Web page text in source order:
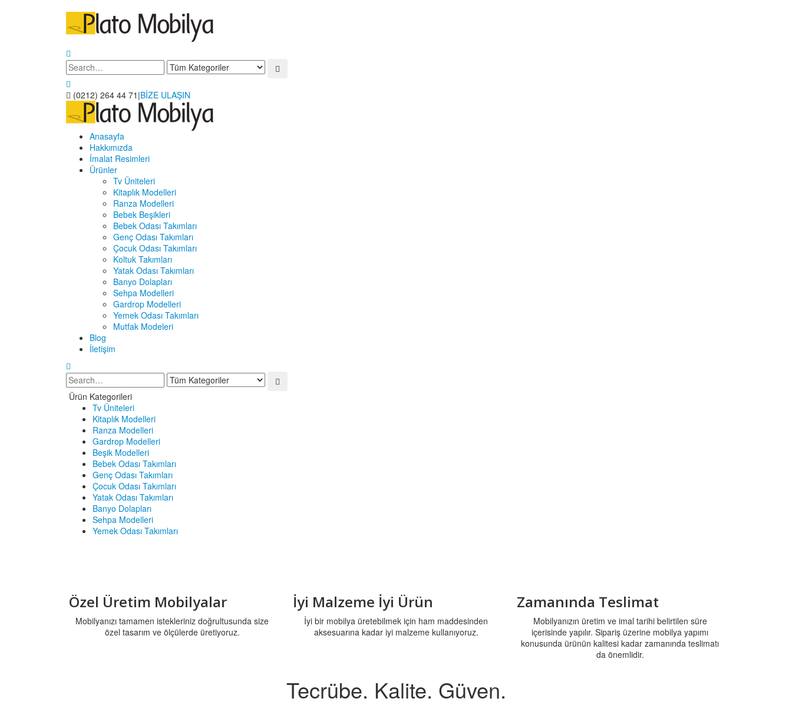
(0212) 264 44 71 |BİZE ULAŞIN
Anasayfa
Hakkımızda
İmalat Resimleri
Ürünler
Tv Üniteleri
Kitaplık Modelleri
Ranza Modelleri
Bebek Beşikleri
Bebek Odası Takımları
Genç Odası Takımları
Çocuk Odası Takımları
Koltuk Takımları
Yatak Odası Takımları
Banyo Dolapları
Sehpa Modelleri
Gardrop Modelleri
Yemek Odası Takımları
Mutfak Modeleri
Blog
İletişim
Ürün Kategorileri
Tv Üniteleri
Kitaplık Modelleri
Ranza Modelleri
Gardrop Modelleri
Beşik Modelleri
Bebek Odası Takımları
Genç Odası Takımları
Çocuk Odası Takımları
Yatak Odası Takımları
Banyo Dolapları
Sehpa Modelleri
Yemek Odası Takımları
Özel Üretim Mobilyalar
Mobilyanızı tamamen istekleriniz doğrultusunda size
özel tasarım ve ölçülerde üretiyoruz.
İyi Malzeme İyi Ürün
İyi bir mobilya üretebilmek için ham maddesinden
aksesuarına kadar iyi malzeme kullanıyoruz.
Zamanında Teslimat
Mobilyanızın üretim ve imal tarihi belirtilen süre
içerisinde yapılır. Sipariş üzerine mobilya yapımı
konusunda ürünün kalitesi kadar zamanında teslimatı
da önemlidir.
Tecrübe. Kalite. Güven.